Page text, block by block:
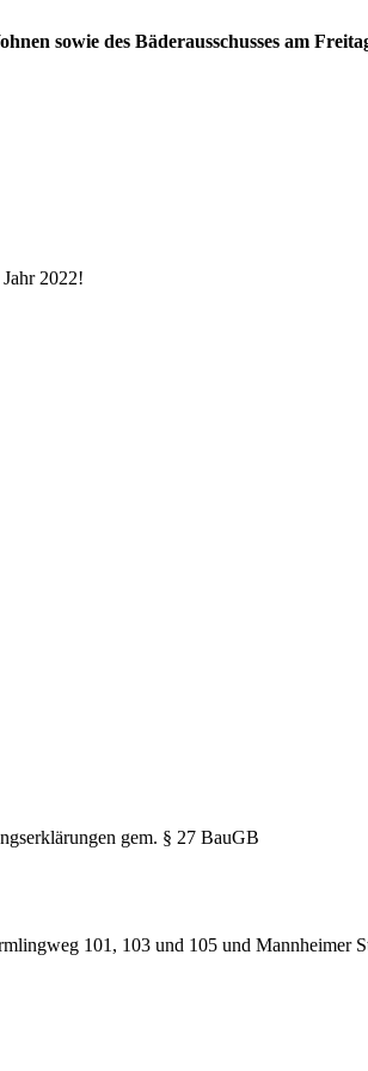
sowie des Bäderausschusses am
2022!
gem. § 27 BauGB
101, 103 und 105 und Mannheimer